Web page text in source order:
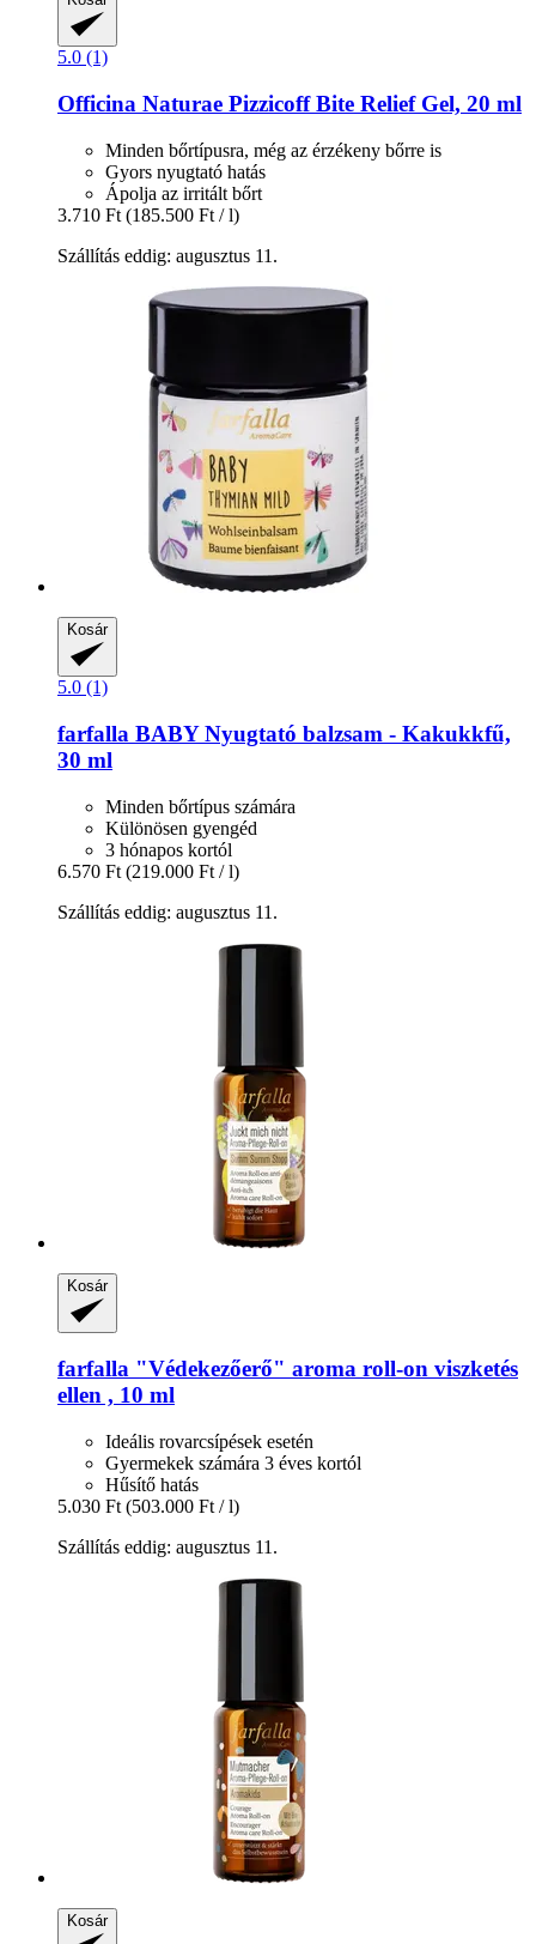
5.0 (1)
Officina Naturae Pizzicoff Bite Relief Gel, 20 ml
Minden bőrtípusra, még az érzékeny bőrre is
Gyors nyugtató hatás
Ápolja az irritált bőrt
3.710 Ft (185.500 Ft / l)
Szállítás eddig: augusztus 11.
Kosár
5.0 (1)
farfalla BABY Nyugtató balzsam -​ Kakukkfű,
30 ml
Minden bőrtípus számára
Különösen gyengéd
3 hónapos kortól
6.570 Ft (219.000 Ft / l)
Szállítás eddig: augusztus 11.
Kosár
farfalla "Védekezőerő" aroma roll-​on viszketés
ellen , 10 ml
Ideális rovarcsípések esetén
Gyermekek számára 3 éves kortól
Hűsítő hatás
5.030 Ft (503.000 Ft / l)
Szállítás eddig: augusztus 11.
Kosár